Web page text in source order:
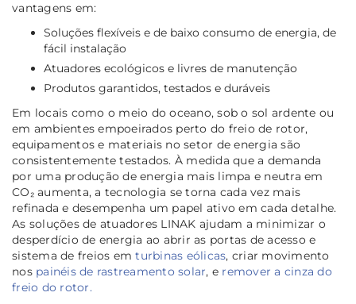
vantagens em:
Soluções flexíveis e de baixo consumo de energia, de
fácil instalação
Atuadores ecológicos e livres de manutenção
Produtos garantidos, testados e duráveis
Em locais como o meio do oceano, sob o sol ardente ou
em ambientes empoeirados perto do freio de rotor,
equipamentos e materiais no setor de energia são
consistentemente testados. À medida que a demanda
por uma produção de energia mais limpa e neutra em
CO₂ aumenta, a tecnologia se torna cada vez mais
refinada e desempenha um papel ativo em cada detalhe.
As soluções de atuadores LINAK ajudam a minimizar o
desperdício de energia ao abrir as portas de acesso e
sistema de freios emturbinas eólicas, criar movimento
nos painéis de rastreamento solar, e remover a cinza do
freio do rotor.